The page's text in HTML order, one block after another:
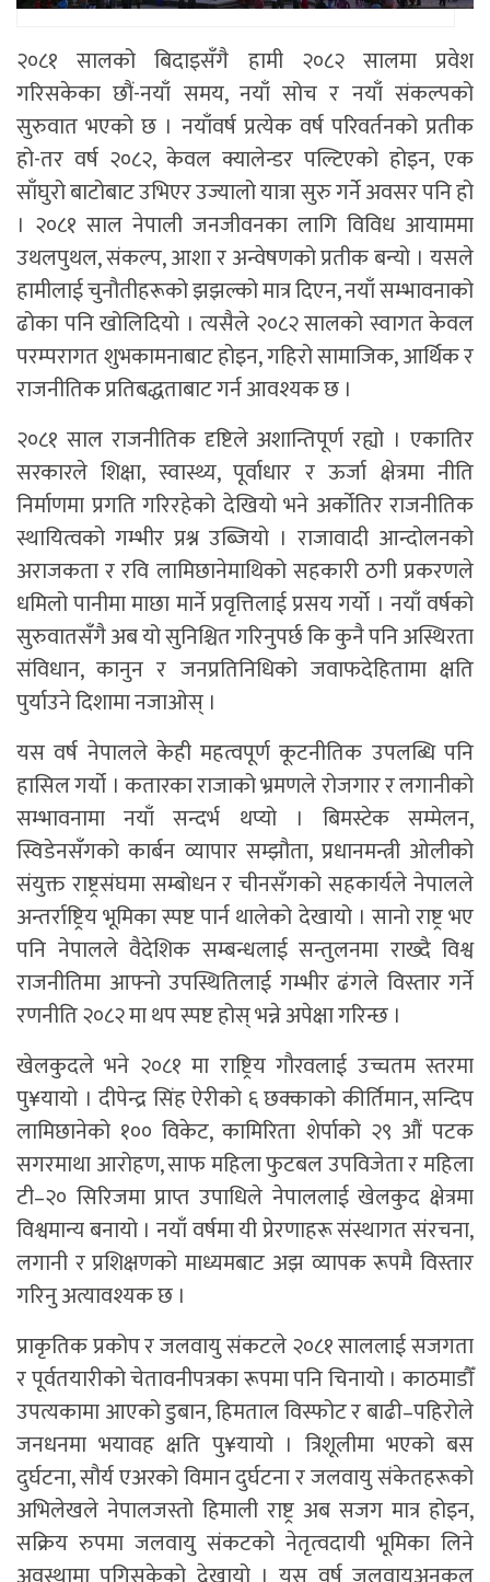
२०८१ सालको बिदाइसँगै हामी २०८२ सालमा प्रवेश
गरिसकेका छौं-नयाँ समय, नयाँ सोच र नयाँ संकल्पको
सुरुवात भएको छ । नयाँवर्ष प्रत्येक वर्ष परिवर्तनको प्रतीक
हो-तर वर्ष २०८२, केवल क्यालेन्डर पल्टिएको होइन, एक
साँघुरो बाटोबाट उभिएर उज्यालो यात्रा सुरु गर्ने अवसर पनि हो
। २०८१ साल नेपाली जनजीवनका लागि विविध आयाममा
उथलपुथल, संकल्प, आशा र अन्वेषणको प्रतीक बन्यो । यसले
हामीलाई चुनौतीहरूको झझल्को मात्र दिएन, नयाँ सम्भावनाको
ढोका पनि खोलिदियो । त्यसैले २०८२ सालको स्वागत केवल
परम्परागत शुभकामनाबाट होइन, गहिरो सामाजिक, आर्थिक र
राजनीतिक प्रतिबद्धताबाट गर्न आवश्यक छ ।
२०८१ साल राजनीतिक दृष्टिले अशान्तिपूर्ण रह्यो । एकातिर
सरकारले शिक्षा, स्वास्थ्य, पूर्वाधार र ऊर्जा क्षेत्रमा नीति
निर्माणमा प्रगति गरिरहेको देखियो भने अर्कोतिर राजनीतिक
स्थायित्वको गम्भीर प्रश्न उब्जियो । राजावादी आन्दोलनको
अराजकता र रवि लामिछानेमाथिको सहकारी ठगी प्रकरणले
धमिलो पानीमा माछा मार्ने प्रवृत्तिलाई प्रसय गर्यो । नयाँ वर्षको
सुरुवातसँगै अब यो सुनिश्चित गरिनुपर्छ कि कुनै पनि अस्थिरता
संविधान, कानुन र जनप्रतिनिधिको जवाफदेहितामा क्षति
पुर्याउने दिशामा नजाओस् ।
यस वर्ष नेपालले केही महत्वपूर्ण कूटनीतिक उपलब्धि पनि
हासिल गर्यो । कतारका राजाको भ्रमणले रोजगार र लगानीको
सम्भावनामा नयाँ सन्दर्भ थप्यो । बिमस्टेक सम्मेलन,
स्विडेनसँगको कार्बन व्यापार सम्झौता, प्रधानमन्त्री ओलीको
संयुक्त राष्ट्रसंघमा सम्बोधन र चीनसँगको सहकार्यले नेपालले
अन्तर्राष्ट्रिय भूमिका स्पष्ट पार्न थालेको देखायो । सानो राष्ट्र भए
पनि नेपालले वैदेशिक सम्बन्धलाई सन्तुलनमा राख्दै विश्व
राजनीतिमा आफ्नो उपस्थितिलाई गम्भीर ढंगले विस्तार गर्ने
रणनीति २०८२ मा थप स्पष्ट होस् भन्ने अपेक्षा गरिन्छ ।
खेलकुदले भने २०८१ मा राष्ट्रिय गौरवलाई उच्चतम स्तरमा
पु¥यायो । दीपेन्द्र सिंह ऐरीको ६ छक्काको कीर्तिमान, सन्दिप
लामिछानेको १०० विकेट, कामिरिता शेर्पाको २९ औं पटक
सगरमाथा आरोहण, साफ महिला फुटबल उपविजेता र महिला
टी–२० सिरिजमा प्राप्त उपाधिले नेपाललाई खेलकुद क्षेत्रमा
विश्वमान्य बनायो । नयाँ वर्षमा यी प्रेरणाहरू संस्थागत संरचना,
लगानी र प्रशिक्षणको माध्यमबाट अझ व्यापक रूपमै विस्तार
गरिनु अत्यावश्यक छ ।
प्राकृतिक प्रकोप र जलवायु संकटले २०८१ साललाई सजगता
र पूर्वतयारीको चेतावनीपत्रका रूपमा पनि चिनायो । काठमाडौँ
उपत्यकामा आएको डुबान, हिमताल विस्फोट र बाढी–पहिरोले
जनधनमा भयावह क्षति पु¥यायो । त्रिशूलीमा भएको बस
दुर्घटना, सौर्य एअरको विमान दुर्घटना र जलवायु संकेतहरूको
अभिलेखले नेपालजस्तो हिमाली राष्ट्र अब सजग मात्र होइन,
सक्रिय रुपमा जलवायु संकटको नेतृत्वदायी भूमिका लिने